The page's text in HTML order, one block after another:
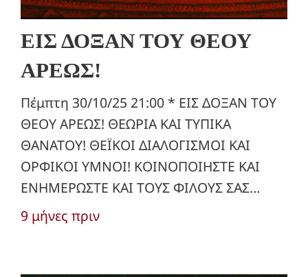
ΕΙΣ ΔΟΞΑΝ ΤΟΥ ΘΕΟΥ
ΑΡΕΩΣ!
Πέμπτη 30/10/25 21:00 * ΕΙΣ ΔΟΞΑΝ ΤΟΥ
ΘΕΟΥ ΑΡΕΩΣ! ΘΕΩΡΙΑ ΚΑΙ ΤΥΠΙΚΑ
ΘΑΝΑΤΟΥ! ΘΕΪΚΟΙ ΔΙΑΛΟΓΙΣΜΟΙ ΚΑΙ
ΟΡΦΙΚΟΙ ΥΜΝΟΙ! ΚΟΙΝΟΠΟΙΗΣΤΕ ΚΑΙ
ΕΝΗΜΕΡΩΣΤΕ ΚΑΙ ΤΟΥΣ ΦΙΛΟΥΣ ΣΑΣ…
9 μήνες πριν